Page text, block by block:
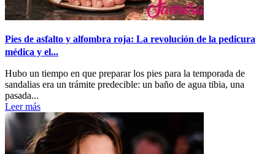
Pies de asfalto y alfombra roja: La revolución de la pedicura
médica y el...
Hubo un tiempo en que preparar los pies para la temporada de
sandalias era un trámite predecible: un baño de agua tibia, una
pasada...
Leer más